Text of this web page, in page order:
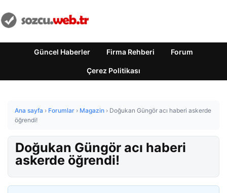
Güncel Haberler Firma Rehberi Forum
Çerez Politikası
Ana sayfa › Forumlar › Magazin › Doğukan Güngör acı haberi askerde
öğrendi!
Doğukan Güngör acı haberi
askerde öğrendi!